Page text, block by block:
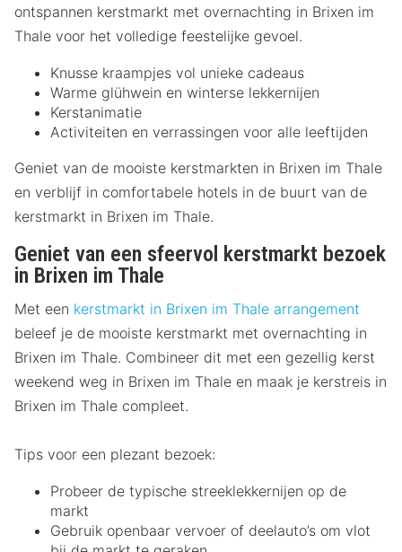
ontspannen kerstmarkt met overnachting in Brixen im
Thale voor het volledige feestelijke gevoel.
Knusse kraampjes vol unieke cadeaus
Warme glühwein en winterse lekkernijen
Kerstanimatie
Activiteiten en verrassingen voor alle leeftijden
Geniet van de mooiste kerstmarkten in Brixen im Thale
en verblijf in comfortabele hotels in de buurt van de
kerstmarkt in Brixen im Thale.
Geniet van een sfeervol kerstmarkt bezoek
in Brixen im Thale
Met een kerstmarkt in Brixen im Thale arrangement
beleef je de mooiste kerstmarkt met overnachting in
Brixen im Thale. Combineer dit met een gezellig kerst
weekend weg in Brixen im Thale en maak je kerstreis in
Brixen im Thale compleet.
Tips voor een plezant bezoek:
Probeer de typische streeklekkernijen op de
markt
Gebruik openbaar vervoer of deelauto’s om vlot